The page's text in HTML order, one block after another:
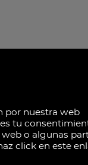
por nuestra web
tu
o algunas
click en este